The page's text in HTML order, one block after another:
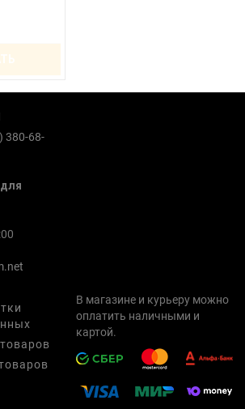
380-68-
В магазине и курьеру можно
оплатить наличными и
картой.